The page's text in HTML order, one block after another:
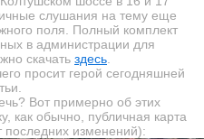
слушания на тему еще
поля. Полный комплект
в администрации для
скачать здесь
просит герой сегодняшней
Вот примерно об этих
как обычно, публичная карта
последних изменений):